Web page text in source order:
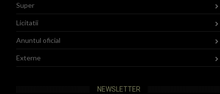
Super
Licitatii
Anuntul oficial
Externe
NEWSLETTER